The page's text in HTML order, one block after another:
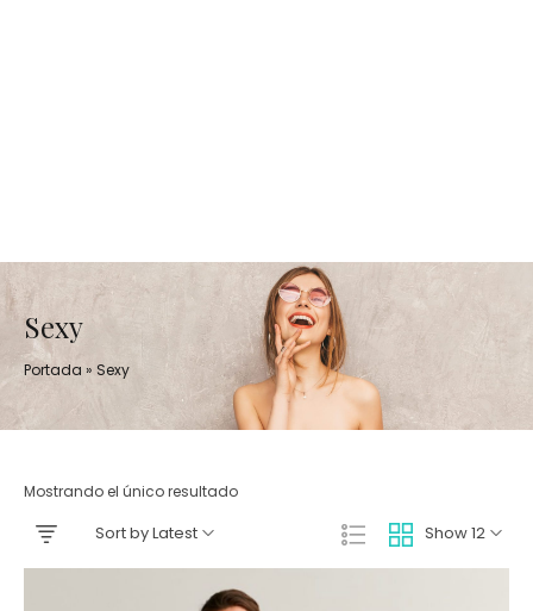
Sexy
Portada » Sexy
Mostrando el único resultado
Show 12
Sort by Latest